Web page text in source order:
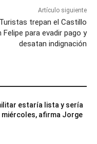
Artículo siguiente
Turistas trepan el Castillo
Felipe para evadir pago y
desatan indignación
estaría lista y sería
miércoles, afirma Jorge